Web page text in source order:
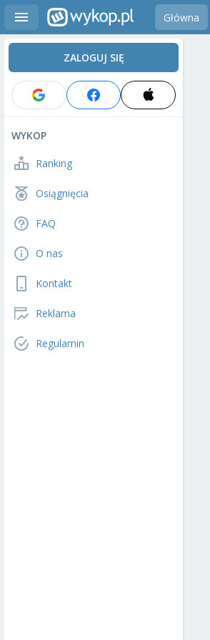
Główna
ZALOGUJ SIĘ
WYKOP
Ranking
Osiągnięcia
FAQ
O nas
Kontakt
Reklama
Regulamin